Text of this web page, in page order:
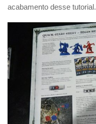
acabamento desse tutorial.